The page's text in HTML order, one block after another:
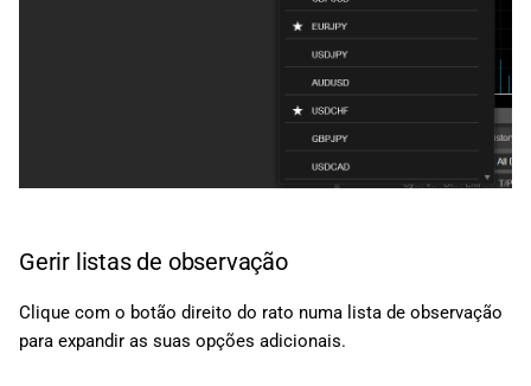
Gerir listas de observação
Clique com o botão direito do rato numa lista de observação
para expandir as suas opções adicionais.